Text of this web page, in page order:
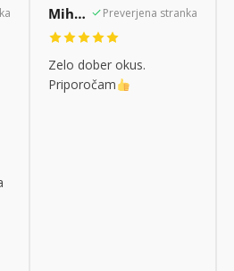
Miha, Vodice, Slovenija Preverjena stranka
Zelo dober okus.
Priporočam